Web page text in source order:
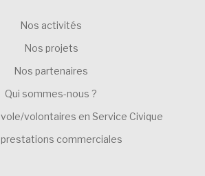
Nos activités
Nos projets
Nos partenaires
Qui sommes-nous ?
volontaires en Service Civique
commerciales